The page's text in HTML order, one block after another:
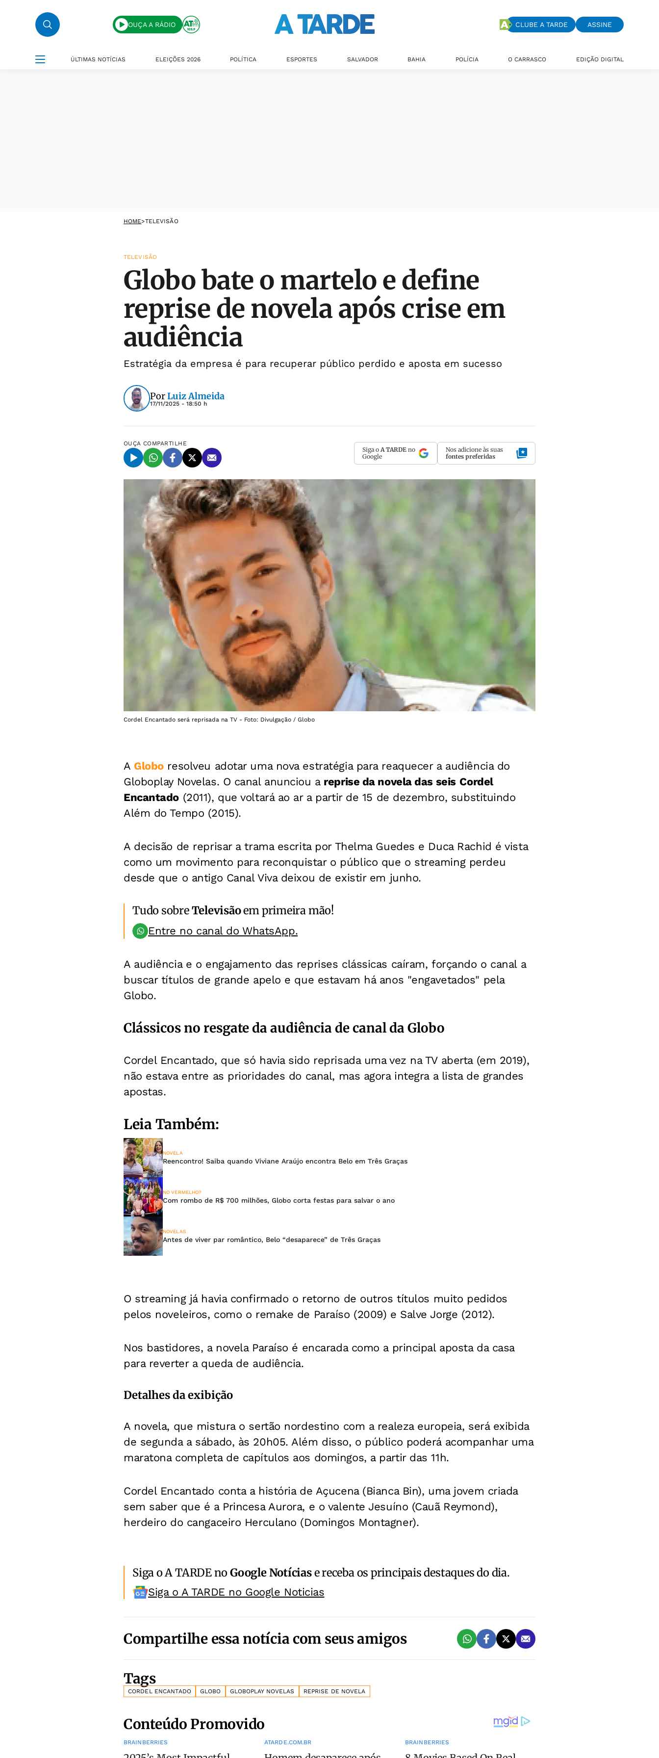
OUÇA A RÁDIO CLUBE A TARDE ASSINE
ÚLTIMAS NOTÍCIAS ELEIÇÕES 2026 POLÍTICA ESPORTES SALVADOR BAHIA POLÍCIA O CARRASCO EDIÇÃO DIGITAL
HOME>TELEVISÃO
TELEVISÃO
Globo bate o martelo e define
reprise de novela após crise em
audiência
Estratégia da empresa é para recuperar público perdido e aposta em sucesso
PorLuiz Almeida
17/11/2025 - 18:50 h
OUÇA COMPARTILHE
Siga o A TARDE no
Google
Nos adicione às suas
fontes preferidas
Cordel Encantado será reprisada na TV - Foto: Divulgação / Globo
A Globoresolveu adotar uma nova estratégia para reaquecer a audiência do
Globoplay Novelas. O canal anunciou a reprise da novela das seis Cordel
Encantado (2011), que voltará ao ar a partir de 15 de dezembro, substituindo
Além do Tempo (2015).
A decisão de reprisar a trama escrita por Thelma Guedes e Duca Rachid é vista
como um movimento para reconquistar o público que o streaming perdeu
desde que o antigo Canal Viva deixou de existir em junho.
Tudo sobreTelevisãoem primeira mão!
Entre no canal do WhatsApp.
A audiência e o engajamento das reprises clássicas caíram, forçando o canal a
buscar títulos de grande apelo e que estavam há anos "engavetados" pela
Globo.
Clássicos no resgate da audiência de canal da Globo
Cordel Encantado, que só havia sido reprisada uma vez na TV aberta (em 2019),
não estava entre as prioridades do canal, mas agora integra a lista de grandes
apostas.
Leia Também:
NOVELA
Reencontro! Saiba quando Viviane Araújo encontra Belo em Três Graças
NO VERMELHO?
Com rombo de R$ 700 milhões, Globo corta festas para salvar o ano
NOVELAS
Antes de viver par romântico, Belo “desaparece” de Três Graças
O streaming já havia confirmado o retorno de outros títulos muito pedidos
pelos noveleiros, como o remake de Paraíso (2009) e Salve Jorge (2012).
Nos bastidores, a novela Paraíso é encarada como a principal aposta da casa
para reverter a queda de audiência.
Detalhes da exibição
A novela, que mistura o sertão nordestino com a realeza europeia, será exibida
de segunda a sábado, às 20h05. Além disso, o público poderá acompanhar uma
maratona completa de capítulos aos domingos, a partir das 11h.
Cordel Encantado conta a história de Açucena (Bianca Bin), uma jovem criada
sem saber que é a Princesa Aurora, e o valente Jesuíno (Cauã Reymond),
herdeiro do cangaceiro Herculano (Domingos Montagner).
Siga o A TARDE noGoogle Notíciase receba os principais destaques do dia.
Siga o A TARDE no Google Noticias
Compartilhe essa notícia com seus amigos
Tags
CORDEL ENCANTADO GLOBO GLOBOPLAY NOVELAS REPRISE DE NOVELA